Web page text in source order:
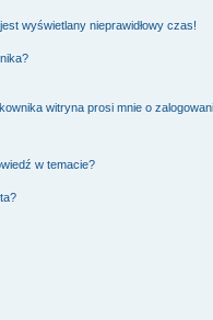
wyświetlany nieprawidłowy czas!
witryna prosi mnie o
w temacie?